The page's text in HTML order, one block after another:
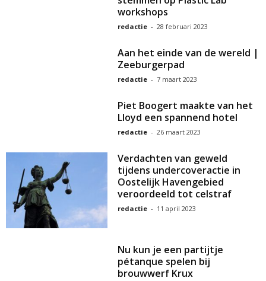
workshops
redactie - 28 februari 2023
Aan het einde van de wereld |
Zeeburgerpad
redactie - 7 maart 2023
Piet Boogert maakte van het
Lloyd een spannend hotel
redactie - 26 maart 2023
Verdachten van geweld
tijdens undercoveractie in
Oostelijk Havengebied
veroordeeld tot celstraf
redactie - 11 april 2023
Nu kun je een partijtje
pétanque spelen bij
brouwwerf Krux